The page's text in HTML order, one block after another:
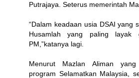
Putrajaya. Seterus memerintah
“Dalam keadaan usia DSAI yang
Husamlah yang paling
PM,”katanya lagi.
Menurut Mazlan Aliman
program Selamatkan Malaysia,